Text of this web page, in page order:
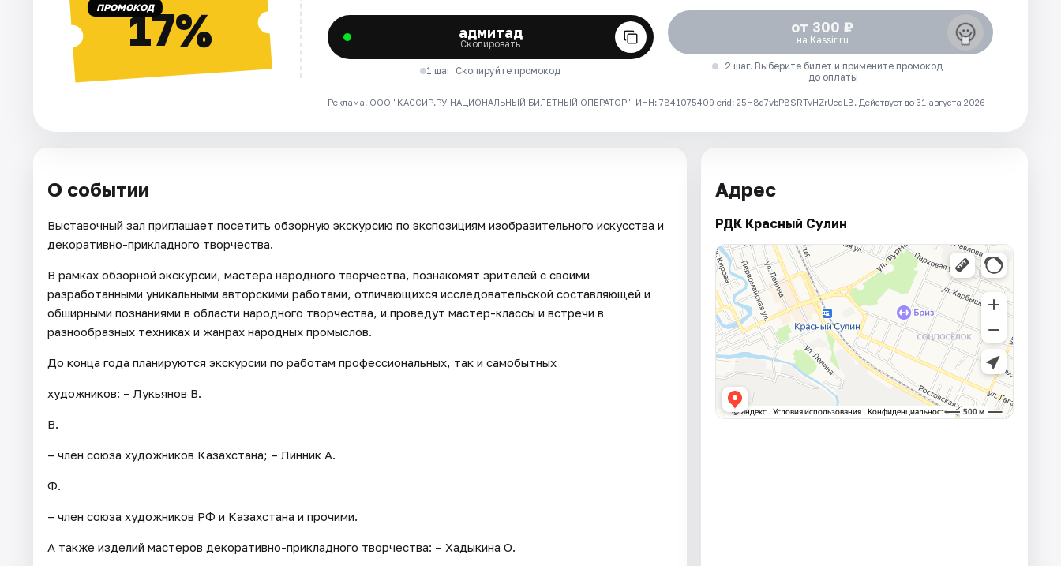
ПРОМОКОД17% адмитад
Скопировать
1 шаг. Скопируйте промокод
от 300 ₽
на Kassir.ru
2 шаг. Выберите билет и примените промокод
до оплаты
Реклама. ООО "КАССИР.РУ-НАЦИОНАЛЬНЫЙ БИЛЕТНЫЙ ОПЕРАТОР", ИНН: 7841075409 erid: 25H8d7vbP8SRTvHZrUcdLB. Действует до 31 августа 2026
О событии
Выставочный зал приглашает посетить обзорную экскурсию по экспозициям изобразительного искусства и
декоративно-прикладного творчества.
В рамках обзорной экскурсии, мастера народного творчества, познакомят зрителей с своими
разработанными уникальными авторскими работами, отличающихся исследовательской составляющей и
обширными познаниями в области народного творчества, и проведут мастер-классы и встречи в
разнообразных техниках и жанрах народных промыслов.
До конца года планируются экскурсии по работам профессиональных, так и самобытных
художников: – Лукьянов В.
В.
– член союза художников Казахстана; – Линник А.
Ф.
– член союза художников РФ и Казахстана и прочими.
А также изделий мастеров декоративно-прикладного творчества: – Хадыкина О.
Адрес
РДК Красный Сулин